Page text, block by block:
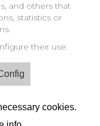
and others that
statistics or
their use:
cookies.